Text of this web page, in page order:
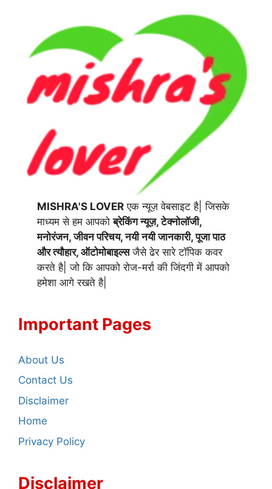
MISHRA'S LOVER एक न्यूज़ वेबसाइट है| जिसके
माध्यम से हम आपकोब्रेकिंग न्यूज़, टेक्नोलॉजी,
मनोरंजन, जीवन परिचय, नयी नयी जानकारी, पूजा पाठ
और त्यौहार, ऑटोमोबाइल्सजैसे ढेर सारे टॉपिक कवर
करते है| जो कि आपको रोज-मर्रा की जिंदगी में आपको
हमेशा आगे रखते है|
Important Pages
About Us
Contact Us
Disclaimer
Home
Privacy Policy
Disclaimer